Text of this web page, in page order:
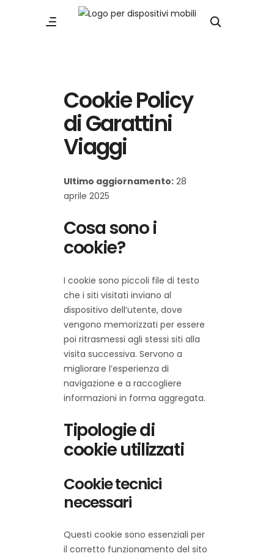
Cookie Policy
di Garattini
Viaggi
Ultimo aggiornamento: 28
aprile 2025
Cosa sono i
cookie?
I cookie sono piccoli file di testo
che i siti visitati inviano al
dispositivo dell’utente, dove
vengono memorizzati per essere
poi ritrasmessi agli stessi siti alla
visita successiva. Servono a
migliorare l’esperienza di
navigazione e a raccogliere
informazioni in forma aggregata.
Tipologie di
cookie utilizzati
Cookie tecnici
necessari
Questi cookie sono essenziali per
il corretto funzionamento del sito